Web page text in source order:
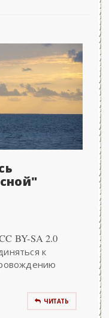
BY-SA 2.0
к
ЧИТАТЬ